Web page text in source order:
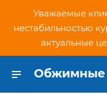
Уважаемые
нестабильностью
актуальные